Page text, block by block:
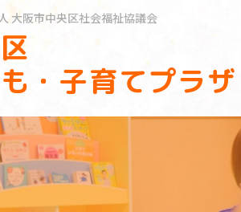
大阪市中央区社会福祉協議会
・子育てプラザ